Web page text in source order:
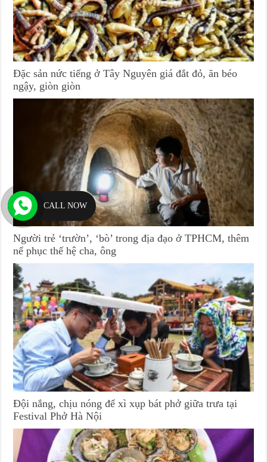
Đặc sản nức tiếng ở Tây Nguyên giá đắt đỏ, ăn béo
ngậy, giòn giòn
Người trẻ ‘trườn’, ‘bò’ trong địa đạo ở TPHCM, thêm
nể phục thế hệ cha, ông
Đội nắng, chịu nóng để xì xụp bát phở giữa trưa tại
Festival Phở Hà Nội
CALL NOW